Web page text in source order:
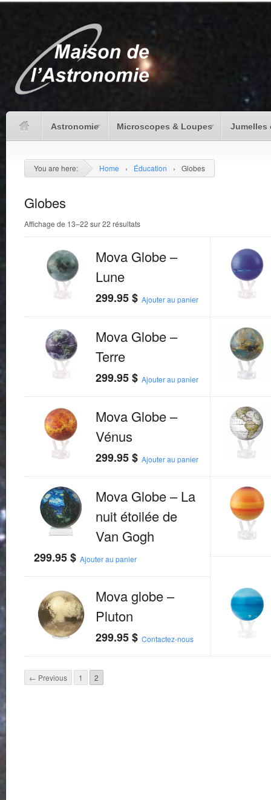
Astronomie Microscopes & Loupes Jumelles
You are here: Home › Éducation › Globes
Globes
Affichage de 13–22 sur 22 résultats
Mova Globe –
Lune
299.95$ Ajouter au panier
Mova Globe –
Terre
299.95$ Ajouter au panier
Mova Globe –
Vénus
299.95$ Ajouter au panier
Mova Globe – La
nuit étoilée de
Van Gogh
299.95$ Ajouter au panier
Mova globe –
Pluton
299.95$ Contactez-nous
← Previous 1 2